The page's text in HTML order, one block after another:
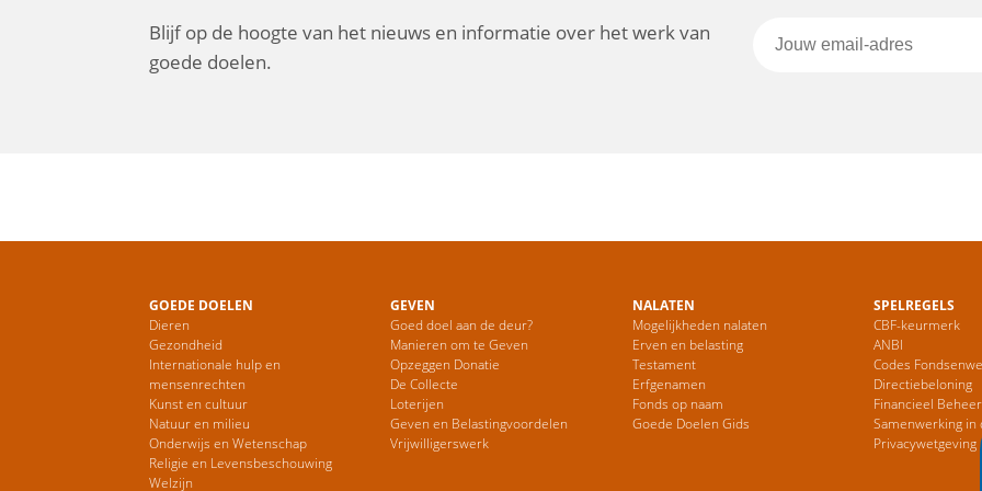
Blijf op de hoogte van het nieuws en informatie over het werk van
goede doelen.
GOEDE DOELEN
Dieren
Gezondheid
Internationale hulp en
mensenrechten
Kunst en cultuur
Natuur en milieu
Onderwijs en Wetenschap
Religie en Levensbeschouwing
Welzijn
GEVEN
Goed doel aan de deur?
Manieren om te Geven
Opzeggen Donatie
De Collecte
Loterijen
Geven en Belastingvoordelen
Vrijwilligerswerk
NALATEN
Mogelijkheden nalaten
Erven en belasting
Testament
Erfgenamen
Fonds op naam
Goede Doelen Gids
SPELREGELS
CBF-keurmerk
ANBI
Codes
Directiebeloning
Financieel Beheer
Samenwerking in
Privacywetgeving